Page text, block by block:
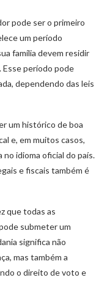
pode ser o primeiro
um período
família devem residir
Esse período pode
dependendo das leis
um histórico de boa
e, em muitos casos,
idioma oficial do país.
e fiscais também é
que todas as
submeter um
significa não
mas também a
o direito de voto e